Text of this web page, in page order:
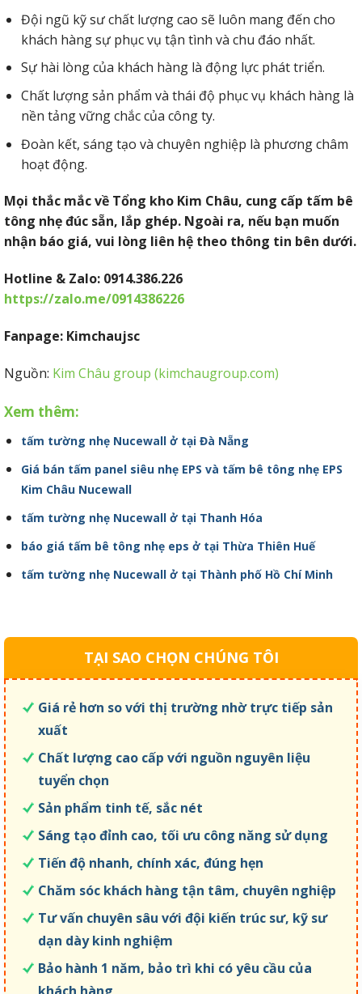
Đội ngũ kỹ sư chất lượng cao sẽ luôn mang đến cho
khách hàng sự phục vụ tận tình và chu đáo nhất.
Sự hài lòng của khách hàng là động lực phát triển.
Chất lượng sản phẩm và thái độ phục vụ khách hàng là
nền tảng vững chắc của công ty.
Đoàn kết, sáng tạo và chuyên nghiệp là phương châm
hoạt động.
Mọi thắc mắc về Tổng kho Kim Châu, cung cấp tấm bê
tông nhẹ đúc sẵn, lắp ghép. Ngoài ra, nếu bạn muốn
nhận báo giá, vui lòng liên hệ theo thông tin bên dưới.
Hotline & Zalo: 0914.386.226
https://zalo.me/0914386226
Fanpage: Kimchaujsc
Nguồn: Kim Châu group (kimchaugroup.com)
Xem thêm:
tấm tường nhẹ Nucewall ở tại Đà Nẵng
Giá bán tấm panel siêu nhẹ EPS và tấm bê tông nhẹ EPS
Kim Châu Nucewall
tấm tường nhẹ Nucewall ở tại Thanh Hóa
báo giá tấm bê tông nhẹ eps ở tại Thừa Thiên Huế
tấm tường nhẹ Nucewall ở tại Thành phố Hồ Chí Minh
TẠI SAO CHỌN CHÚNG TÔI
Giá rẻ hơn so với thị trường nhờ trực tiếp sản
xuất
Chất lượng cao cấp với nguồn nguyên liệu
tuyển chọn
Sản phẩm tinh tế, sắc nét
Sáng tạo đỉnh cao, tối ưu công năng sử dụng
Tiến độ nhanh, chính xác, đúng hẹn
Chăm sóc khách hàng tận tâm, chuyên nghiệp
Tư vấn chuyên sâu với đội kiến trúc sư, kỹ sư
dạn dày kinh nghiệm
Bảo hành 1 năm, bảo trì khi có yêu cầu của